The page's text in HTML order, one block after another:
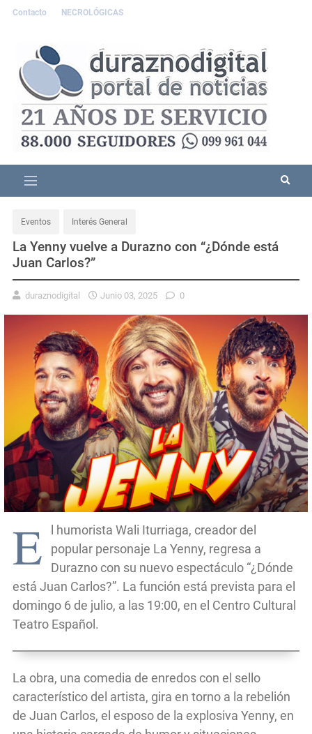
Contacto NECROLÓGICAS
Eventos Interés General
La Yenny vuelve a Durazno con “¿Dónde está
Juan Carlos?”
duraznodigital Junio 03, 2025 0
E
l humorista Wali Iturriaga, creador del
popular personaje La Yenny, regresa a
Durazno con su nuevo espectáculo “¿Dónde
está Juan Carlos?”. La función está prevista para el
domingo 6 de julio, a las 19:00, en el Centro Cultural
Teatro Español.
La obra, una comedia de enredos con el sello
característico del artista, gira en torno a la rebelión
de Juan Carlos, el esposo de la explosiva Yenny, en